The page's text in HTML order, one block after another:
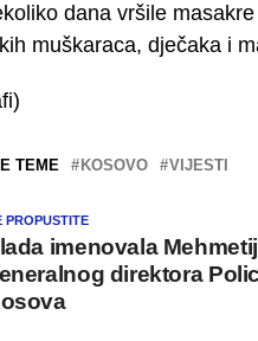
dana vršile
muškaraca, dječaka i
TEME KOSOVO VIJESTI
PROPUSTITE
imenovala
direktora